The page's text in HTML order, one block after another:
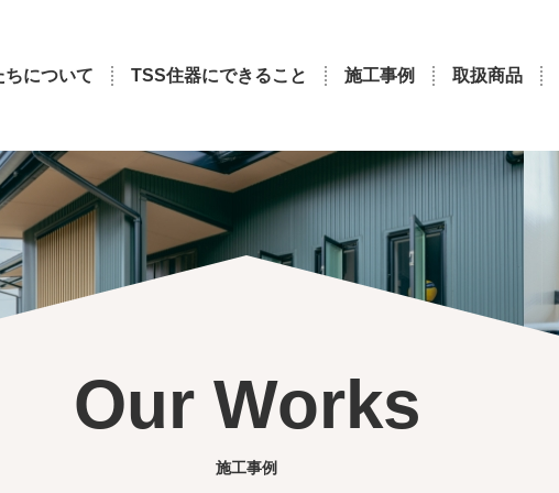
ちについて TSS住器にできること 施工事例 取扱商品
Our Works
施工事例